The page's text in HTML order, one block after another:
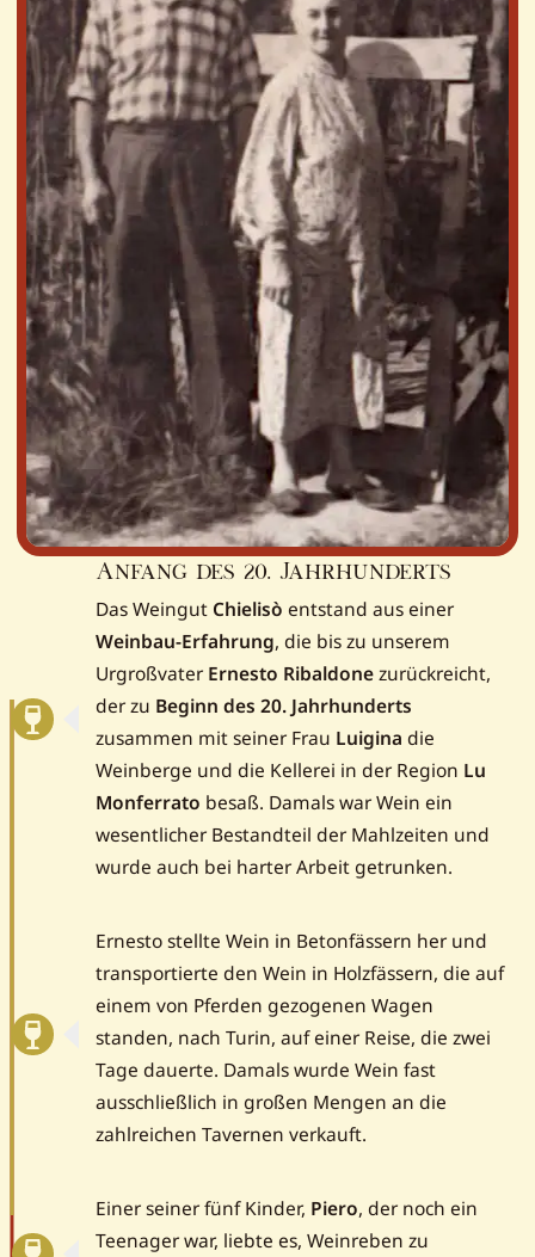
Anfang des 20. Jahrhunderts
Das Weingut Chielisò entstand aus einer
Weinbau-Erfahrung, die bis zu unserem
Urgroßvater Ernesto Ribaldonezurückreicht,
der zu Beginn des 20. Jahrhunderts
zusammen mit seiner Frau Luigina die
Weinberge und die Kellerei in der Region Lu
Monferrato besaß. Damals war Wein ein
wesentlicher Bestandteil der Mahlzeiten und
wurde auch bei harter Arbeit getrunken.
Ernesto stellte Wein in Betonfässern her und
transportierte den Wein in Holzfässern, die auf
einem von Pferden gezogenen Wagen
standen, nach Turin, auf einer Reise, die zwei
Tage dauerte. Damals wurde Wein fast
ausschließlich in großen Mengen an die
zahlreichen Tavernen verkauft.
Einer seiner fünf Kinder, Piero, der noch ein
Teenager war, liebte es, Weinreben zu